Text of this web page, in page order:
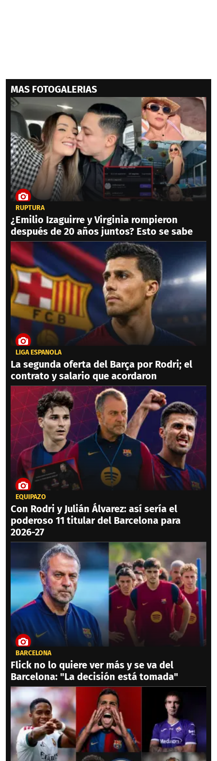
MAS FOTOGALERIAS
RUPTURA
¿Emilio Izaguirre y Virginia rompieron
después de 20 años juntos? Esto se sabe
LIGA ESPAÑOLA
La segunda oferta del Barça por Rodri; el
contrato y salario que acordaron
EQUIPAZO
Con Rodri y Julián Álvarez: así sería el
poderoso 11 titular del Barcelona para
2026-27
BARCELONA
Flick no lo quiere ver más y se va del
Barcelona: "La decisión está tomada"